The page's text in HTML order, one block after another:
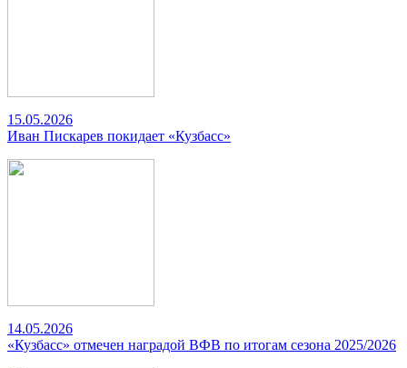
15.05.2026
Иван Пискарев покидает «Кузбасс»
14.05.2026
«Кузбасс» отмечен наградой ВФВ по итогам сезона 2025/2026